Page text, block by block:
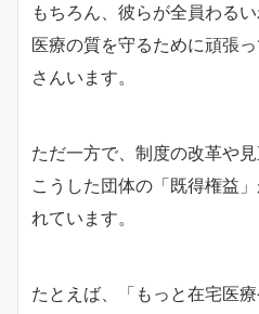
もちろん、彼らが全員わる
医療の質を守るために頑張
さんいます。
ただ一方で、制度の改革や
こうした団体の「既得権益
れています。
たとえば、「もっと在宅医